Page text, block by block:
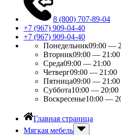
8 (800) 707-89-04
+7 (967) 909-04-40
+7 (967) 909-04-40
Понедельник09:00 —
Вторник09:00 — 21:00
Среда09:00 — 21:00
Четверг09:00 — 21:00
Пятница09:00 — 21:00
Суббота10:00 — 20:00
Воскресенье10:00 —
Главная страница
Мягкая мебель